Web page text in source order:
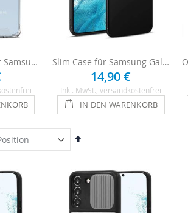
Ultraklare Hülle für Samsung Galaxy S22 - Transparent Slim Case für Samsung Galaxy S22 - Schwarz
14,90 €
Inkl. MwSt. , versandkostenfrei
IN DEN WARENKORB
In